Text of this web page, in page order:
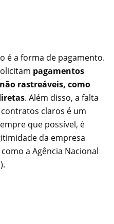
é a forma de pagamento.
pagamentos
rastreáveis, como
. Além disso, a falta
claros é um
que possível, é
da empresa
a Agência Nacional